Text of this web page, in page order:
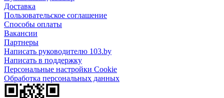
Доставка
Пользовательское соглашение
Способы оплаты
Вакансии
Партнеры
Написать руководителю 103.by
Написать в поддержку
Персональные настройки Cookie
Обработка персональных данных